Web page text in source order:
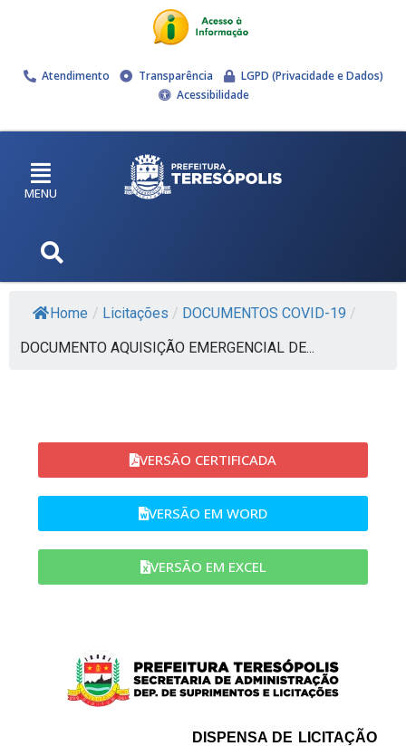
Atendimento Transparência
LGPD (Privacidade e Dados)
Acessibilidade
MENU
Home / Licitações / DOCUMENTOS COVID-19 /
DOCUMENTO AQUISIÇÃO EMERGENCIAL DE...
VERSÃO CERTIFICADA
VERSÃO EM WORD​
VERSÃO EM EXCEL
DISPENSA DE LICITAÇÃO